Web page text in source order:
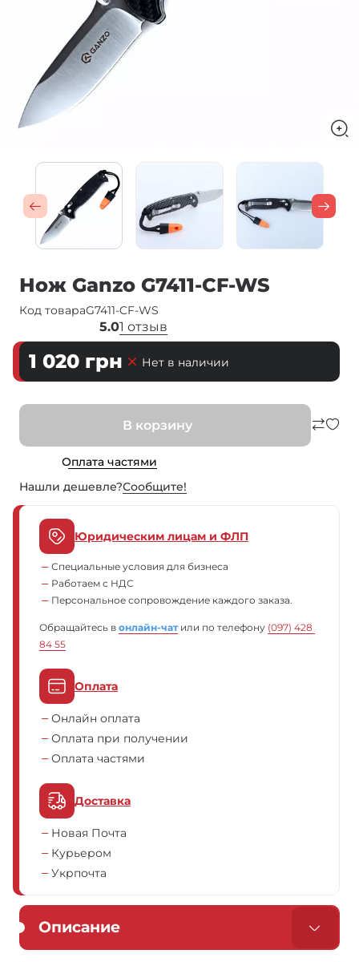
Нож Ganzo G7411-CF-WS
Код товараG7411-CF-WS
5.01 отзыв
1 020 грн Нет в наличии
В корзину
Оплата частями
Нашли дешевле?Сообщите!
Юридическим лицам и ФЛП
Специальные условия для бизнеса
Работаем с НДС
Персональное сопровождение каждого заказа.
Обращайтесь в онлайн-чатили по телефону (097) 428
84 55
Оплата
Онлайн оплата
Оплата при получении
Оплата частями
Доставка
Новая Почта
Курьером
Укрпочта
Описание